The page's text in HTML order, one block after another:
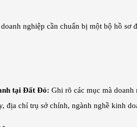
nghiệp cần chuẩn bị một bộ hồ
tại Đất Đỏ: Ghi rõ các mục mà doanh
địa chỉ trụ sở chính, ngành nghề kinh